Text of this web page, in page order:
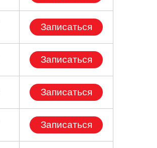
Записаться
Записаться
Записаться
Записаться